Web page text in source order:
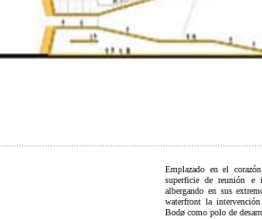
Emplazado en el
superficie de reunión e
albergando en sus
waterfront la
Bodø como polo de